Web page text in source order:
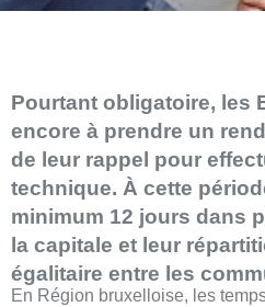
Pourtant obligatoire, les
encore à prendre un
de leur rappel pour
technique. À cette
minimum 12 jours dans
la capitale et leur
égalitaire entre les
En Région bruxelloise, les